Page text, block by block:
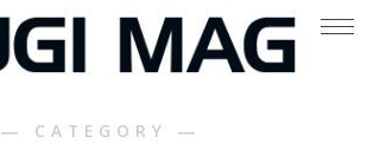
― CATEGORY ―